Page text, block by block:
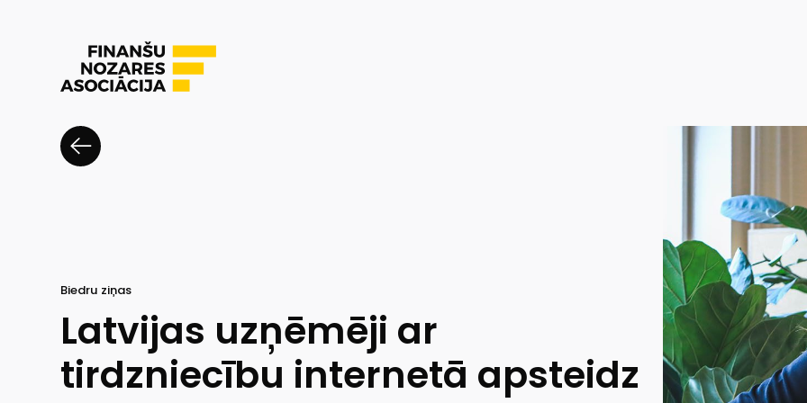
Biedru ziņas
Latvijas uzņēmēji ar
tirdzniecību internetā apsteidz